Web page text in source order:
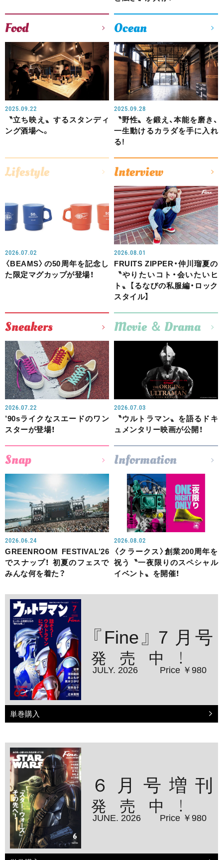
Food
2025.09.22
〝立ち映え〟するスタンディ
ング酒場へ。
Ocean
2025.09.28
〝野性〟を鍛え、本能を磨き、
一生動けるカラダを手に入れ
る!
Lifestyle
2026.07.02
〈BEAMS〉の50周年を記念し
た限定マグカップが登場！
Interview
2026.08.01
FRUITS ZIPPER・仲川瑠夏の
〝やりたいコト・会いたいヒ
ト〟【るなぴの私服編・ロック
スタイル】
Sneakers
2026.07.22
’90sライクなスエードのワン
スターが登場！
Movie ＆ Drama
2026.07.03
〝ウルトラマン〟を語るドキ
ュメンタリー映画が公開！
Snap
2026.06.24
GREENROOM FESTIVAL’26
でスナップ！ 初夏のフェスで
みんな何を着た？
Information
2026.08.02
〈クラークス〉創業200周年を
祝う〝一夜限りのスペシャル
イベント〟を開催！
『Fine』７月号
発売中！
JULY. 2026 Price ￥980
単巻購入
６月号増刊
発売中！
JUNE. 2026 Price ￥980